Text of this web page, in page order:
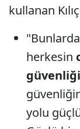
kullanan
herkesin
yolu